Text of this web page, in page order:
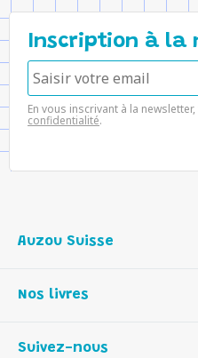
Inscription à la
En vous inscrivant à la
confidentialité.
Auzou Suisse
Notre histoire
Nos livres
Suivez-nous